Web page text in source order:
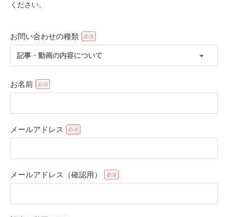
ください。
お問い合わせの種類
記事・動画の内容について
お名前
メールアドレス
メールアドレス（確認用）アプリで開く